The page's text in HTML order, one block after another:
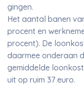
gingen.
Het aantal banen
procent en
procent). De
daarmee onderaan
gemiddelde
uit op ruim 37 euro.